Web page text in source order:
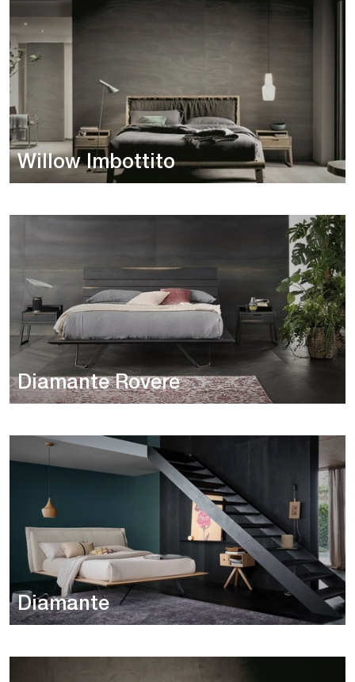
Willow Imbottito
Diamante Rovere
Diamante